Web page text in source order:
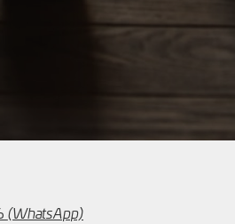
(WhatsApp)